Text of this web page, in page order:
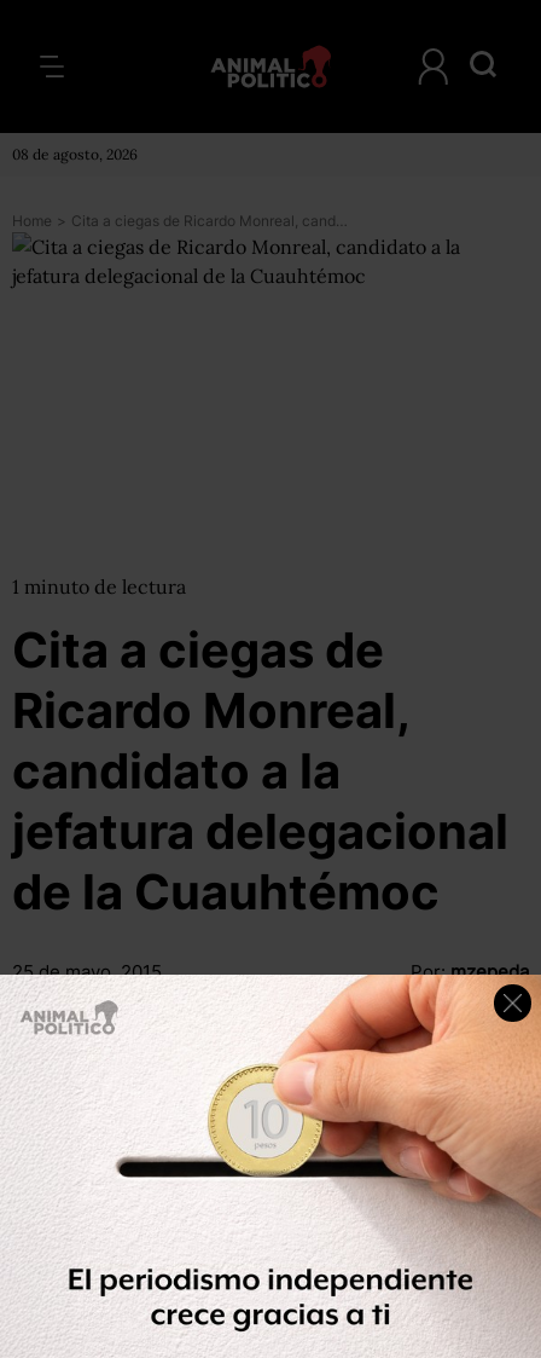
08 de agosto, 2026
Home > Cita a ciegas de Ricardo Monreal, candidato a la jefatura delegacional de la Cuauhtémoc
1 minuto de lectura
Cita a ciegas de
Ricardo Monreal,
candidato a la
jefatura delegacional
de la Cuauhtémoc
25 de mayo, 2015 Por: mzepeda
Compartir Leer después
“Son tan cínicos y descarados que teniendo la ciudad
inundada de publicidad y de basura electoral, el gobierno
de la ciudad busca ahora culparnos de exceder los gastos
de campaña”.